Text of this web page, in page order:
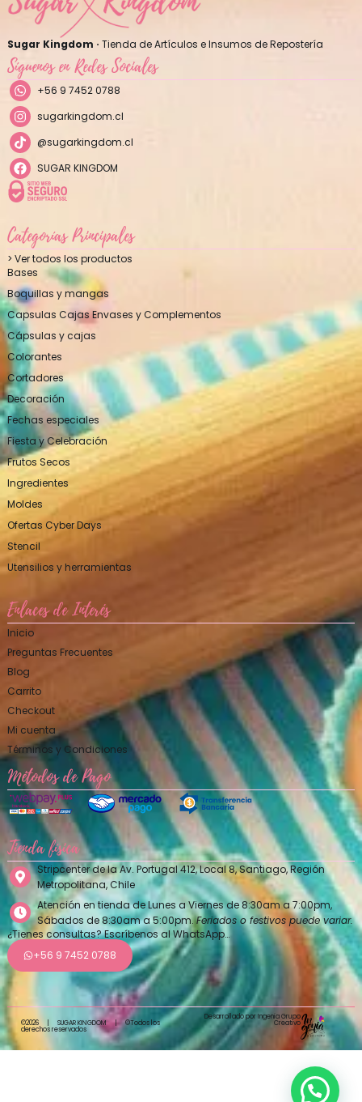
Sugar Kingdom · Tienda de Artículos e Insumos de Repostería
Síguenos en Redes Sociales
+56 9 7452 0788
sugarkingdom.cl
@sugarkingdom.cl
SUGAR KINGDOM
Categorías Principales
> Ver todos los productos
Bases
Boquillas y mangas
Capsulas Cajas Envases y Complementos
Cápsulas y cajas
Colorantes
Cortadores
Decoración
Fechas especiales
Fiesta y Celebración
Frutos Secos
Ingredientes
Moldes
Ofertas Cyber Days
Stencil
Utensilios y herramientas
Enlaces de Interés
Inicio
Preguntas Frecuentes
Blog
Carrito
Checkout
Mi cuenta
Términos y Condiciones
Métodos de Pago
Tienda física
Stripcenter de la Av. Portugal 412, Local 8, Santiago, Región
Metropolitana, Chile
Atención en tienda de Lunes a Viernes de 8:30am a 7:00pm,
Sábados de 8:30am a 5:00pm.Feriados o festivos puede variar.
¿Tienes consultas? Escríbenos al WhatsApp…
+56 9 7452 0788
©2026 SUGAR KINGDOM | ©Todos los
derechos reservados
Desarrollado por Ingenia Grupo
Creativo